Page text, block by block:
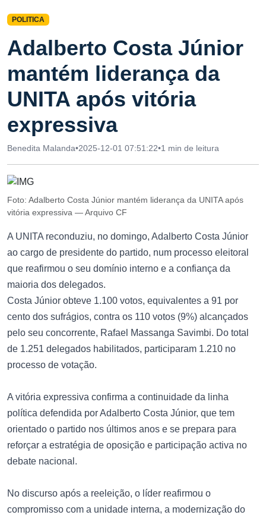
POLITICA
Adalberto Costa Júnior
mantém liderança da
UNITA após vitória
expressiva
Benedita Malanda•2025-12-01 07:51:22•1 min de leitura
Foto: Adalberto Costa Júnior mantém liderança da UNITA após
vitória expressiva — Arquivo CF
A UNITA reconduziu, no domingo, Adalberto Costa Júnior
ao cargo de presidente do partido, num processo eleitoral
que reafirmou o seu domínio interno e a confiança da
maioria dos delegados.
Costa Júnior obteve 1.100 votos, equivalentes a 91 por
cento dos sufrágios, contra os 110 votos (9%) alcançados
pelo seu concorrente, Rafael Massanga Savimbi. Do total
de 1.251 delegados habilitados, participaram 1.210 no
processo de votação.
A vitória expressiva confirma a continuidade da linha
política defendida por Adalberto Costa Júnior, que tem
orientado o partido nos últimos anos e se prepara para
reforçar a estratégia de oposição e participação activa no
debate nacional.
No discurso após a reeleição, o líder reafirmou o
compromisso com a unidade interna, a modernização do